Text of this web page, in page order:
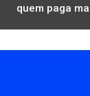
quem paga